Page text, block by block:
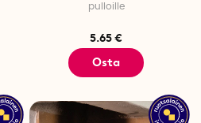
pulloille
5.65 €
Osta